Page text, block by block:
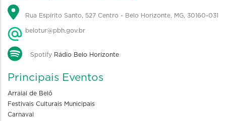
Rua Espírito Santo, 527 Centro - Belo Horizonte, MG, 30160-031
belotur@pbh.gov.br
Spotify Rádio Belo Horizonte
Principais Eventos
Arraial de Belô
Festivais Culturais Municipais
Carnaval